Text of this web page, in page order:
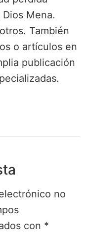
Mena.
También
o artículos en
publicación
no
con *